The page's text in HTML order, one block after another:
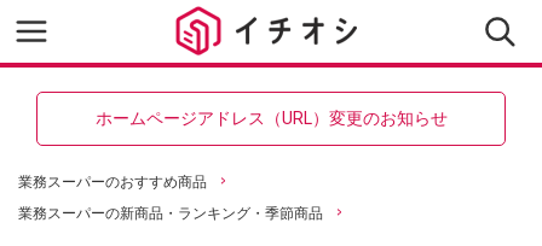
ホームページアドレス（URL）変更のお知らせ
業務スーパーのおすすめ商品
業務スーパーの新商品・ランキング・季節商品